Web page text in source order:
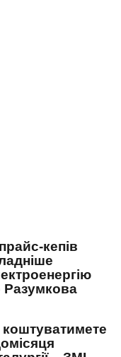
кепів
Разумкова
коштуватимете